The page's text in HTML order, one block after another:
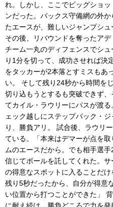
れ。しかし、ここでビッグショ
ンだった。バックス守備網の外
たエースが、難しいジャンプシュ
その後、リバウンドを奪ったアデ
チーム一丸のディフェンスでシ
り1分を切って、成功させれば決
をタッカーが2本落とすミスもあ
い。 そして残り24秒から時間を
切り込もうとするも突破できず
てカイル・ラウリーにパスが渡
ェック越しにステップバック・
り、勝負アリ。 試合後、ラウリ
ている。「本来はデマーが点を
ムのエースだから。でも相手選
信じてボールを託してくれた。
の得意なスポットに入ることだ
残り5秒だったから、自分が得意
い位置から打つことができた」